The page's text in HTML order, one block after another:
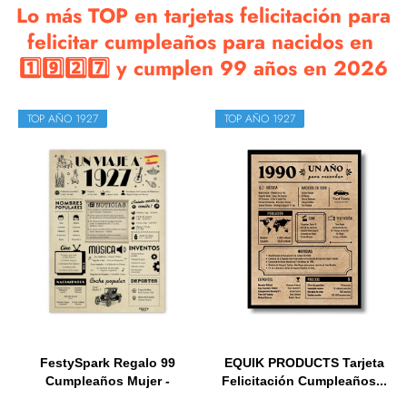
Lo más TOP en tarjetas felicitación para
felicitar cumpleaños para nacidos en
1️⃣9️⃣2️⃣7️⃣ y cumplen 99 años en 2026
TOP AÑO 1927
FestySpark Regalo 99
Cumpleaños Mujer -
TOP AÑO 1927
EQUIK PRODUCTS Tarjeta
Felicitación Cumpleaños...